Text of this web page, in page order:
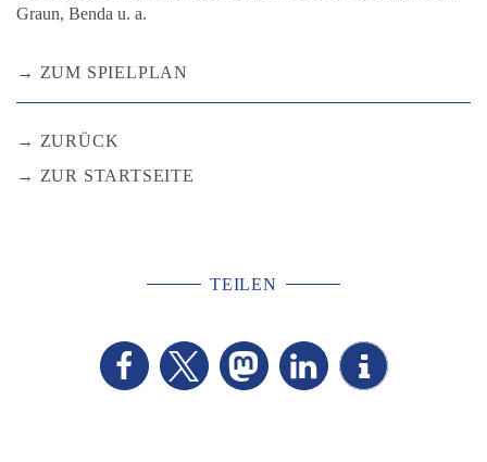
Graun, Benda u. a.
ZUM SPIELPLAN
ZURÜCK
ZUR STARTSEITE
TEILEN